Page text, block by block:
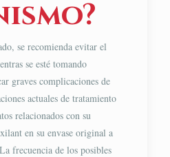
se recomienda evitar el
se esté tomando
graves complicaciones de
actuales de tratamiento
relacionados con su
en su envase original a
frecuencia de los posibles